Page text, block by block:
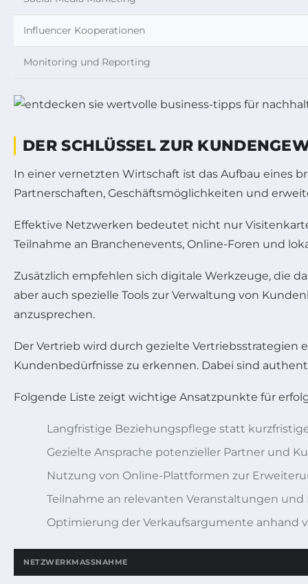
Influencer Kooperationen
Monitoring und Reporting
DER SCHLÜSSEL ZUR
In einer vernetzten Wirtschaft ist das Aufbau eines
Partnerschaften, Geschäftsmöglichkeiten und
Effektive Netzwerken bedeutet nicht nur
Teilnahme an Branchenevents, Online-Foren und
Zusätzlich empfehlen sich digitale Werkzeuge, die
aber auch spezielle Tools zur Verwaltung von
anzusprechen.
Der Vertrieb wird durch gezielte Vertriebsstrategien
Kundenbedürfnisse zu erkennen. Dabei sind
Folgende Liste zeigt wichtige Ansatzpunkte für
Langfristige Beziehungspflege statt
Gezielte Ansprache potenzieller Partner und
Nutzung von Online-Plattformen zur
Teilnahme an relevanten Veranstaltungen und
Optimierung der Verkaufsargumente anhand
NETZWERKMASSNAHME